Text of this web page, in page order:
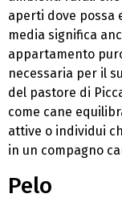
aperti dove possa
media significa
appartamento
necessaria per il
del pastore di
come cane
attive o individui
in un compagno
Pelo